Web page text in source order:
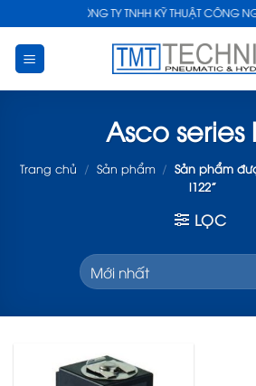
to
content
CÔNG TY TNHH KỸ THUẬT CÔNG
Asco series
Trang chủ / Sản phẩm / Sản phẩm
l122”
LỌC